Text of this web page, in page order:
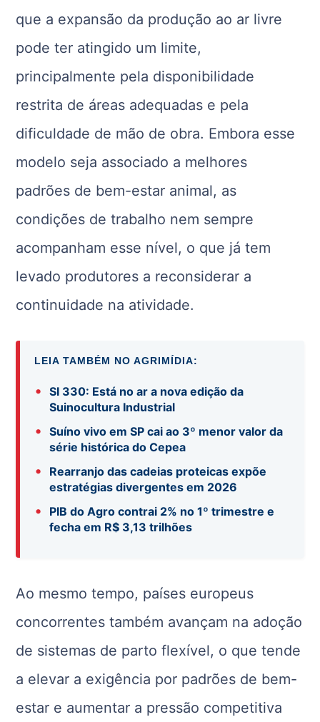
que a expansão da produção ao ar livre
pode ter atingido um limite,
principalmente pela disponibilidade
restrita de áreas adequadas e pela
dificuldade de mão de obra. Embora esse
modelo seja associado a melhores
padrões de bem-estar animal, as
condições de trabalho nem sempre
acompanham esse nível, o que já tem
levado produtores a reconsiderar a
continuidade na atividade.
LEIA TAMBÉM NO AGRIMÍDIA:
•
SI 330: Está no ar a nova edição da
Suinocultura Industrial
•
Suíno vivo em SP cai ao 3º menor valor da
série histórica do Cepea
•
Rearranjo das cadeias proteicas expõe
estratégias divergentes em 2026
•
PIB do Agro contrai 2% no 1º trimestre e
fecha em R$ 3,13 trilhões
Ao mesmo tempo, países europeus
concorrentes também avançam na adoção
de sistemas de parto flexível, o que tende
a elevar a exigência por padrões de bem-
estar e aumentar a pressão competitiva